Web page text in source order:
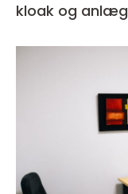
kloak og anlæg